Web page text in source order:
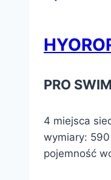
PRO
4 miejsca
wymiary:
pojemność